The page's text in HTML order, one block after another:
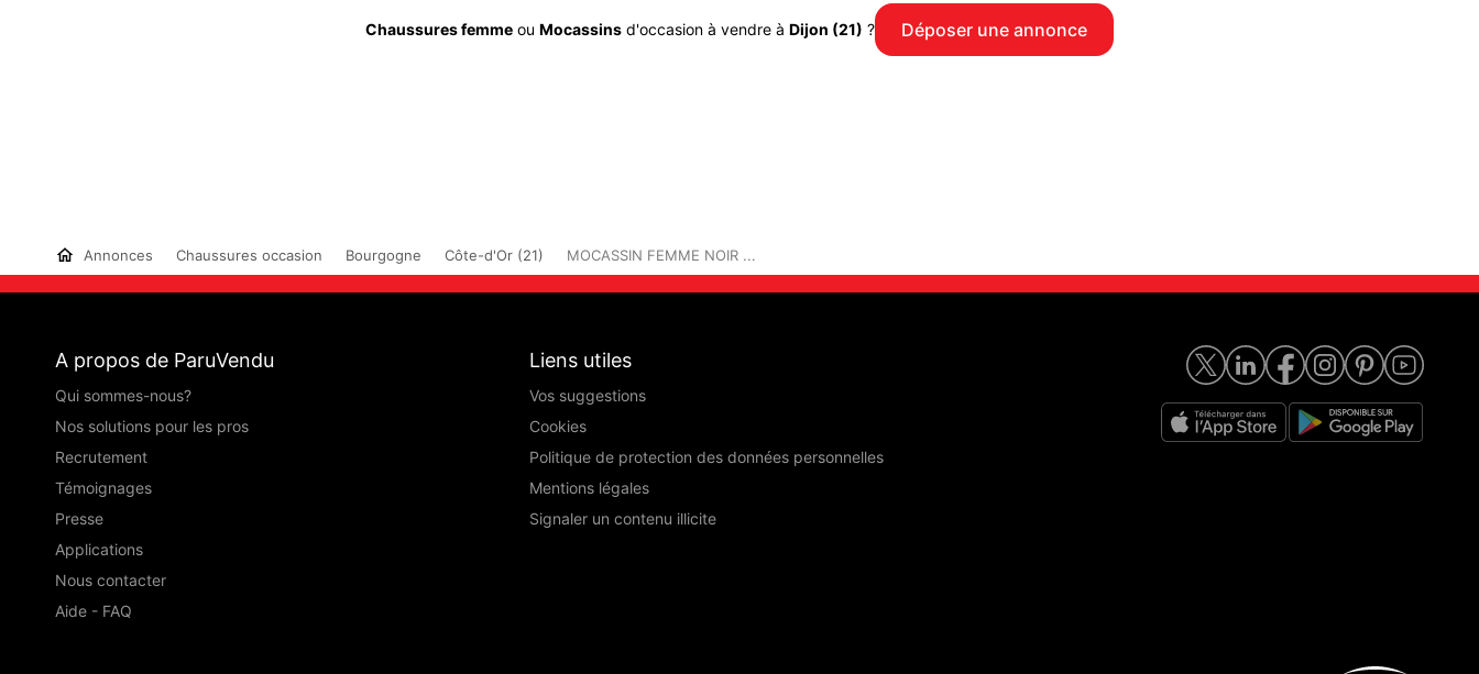
Chaussures femme ou Mocassins d'occasion à vendre à Dijon (21) ? Déposer une annonce
Annonces Chaussures occasion Bourgogne Côte-d'Or (21) MOCASSIN FEMME NOIR ...
A propos de ParuVendu
Qui sommes-nous?
Nos solutions pour les pros
Recrutement
Témoignages
Presse
Applications
Nous contacter
Aide - FAQ
Liens utiles
Vos suggestions
Cookies
Politique de protection des données personnelles
Mentions légales
Signaler un contenu illicite